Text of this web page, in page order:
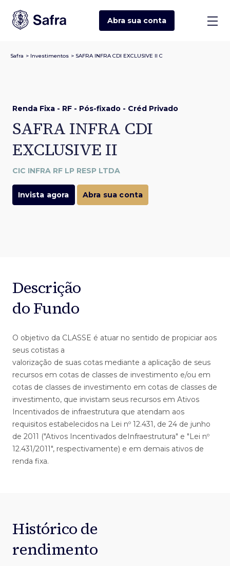
Abra sua conta
Safra > Investimentos > SAFRA INFRA CDI EXCLUSIVE II C
Renda Fixa - RF - Pós-fixado - Créd Privado
SAFRA INFRA CDI
EXCLUSIVE II
CIC INFRA RF LP RESP LTDA
Invista agora Abra sua conta
Descrição
do Fundo
O objetivo da CLASSE é atuar no sentido de propiciar aos
seus cotistas a
valorização de suas cotas mediante a aplicação de seus
recursos em cotas de classes de investimento e/ou em
cotas de classes de investimento em cotas de classes de
investimento, que invistam seus recursos em Ativos
Incentivados de infraestrutura que atendam aos
requisitos estabelecidos na Lei nº 12.431, de 24 de junho
de 2011 ("Ativos Incentivados deInfraestrutura" e "Lei nº
12.431/2011", respectivamente) e em demais ativos de
renda fixa.
Histórico de
rendimento